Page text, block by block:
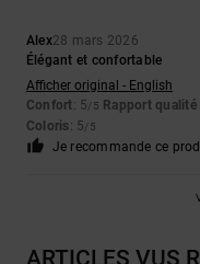
Alex28 mars 2026
Élégant et confortable
Afficher original - English
Confort: 5/5 Rapport
Coloris: 5/5
Je recommande ce
ARTICLES VUS